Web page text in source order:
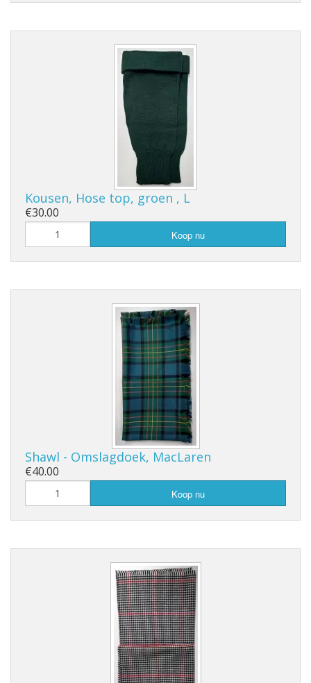
Kousen, Hose top, groen , L
€30.00
Koop nu
Shawl - Omslagdoek, MacLaren
€40.00
Koop nu